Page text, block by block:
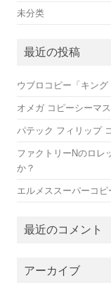
未分类
最近の投稿
ウブロコピー「キン
オメガ コピーシーマ
パテック フィリップ
ファクトリーNのロレ
か？
エルメススーパーコピ
最近のコメント
アーカイブ